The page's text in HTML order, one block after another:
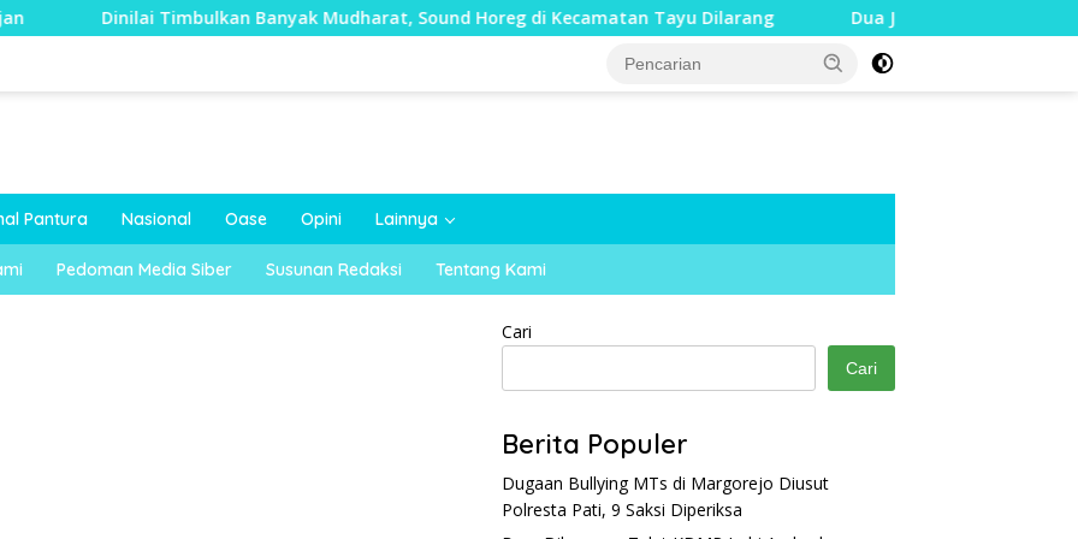
Timbulkan Banyak Mudharat, Sound Horeg di Kecamatan Tayu Dilarang Dua Jari Putus akibat Dugaan Bullying,
Pantura Nasional Oase Opini Lainnya
Pedoman Media Siber Susunan Redaksi Tentang Kami
Cari
Cari
Berita Populer
Dugaan Bullying MTs di Margorejo Diusut
Polresta Pati, 9 Saksi Diperiksa